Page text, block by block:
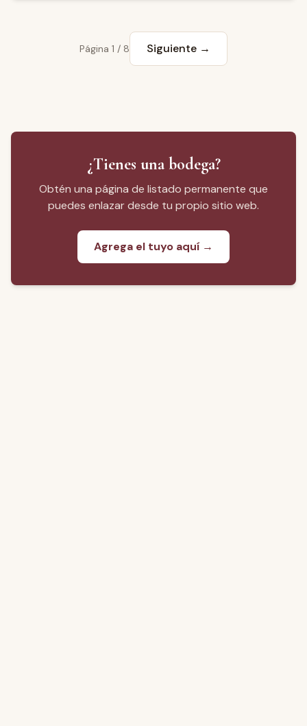
Página 1 / 8 Siguiente →
¿Tienes una bodega?
Obtén una página de listado permanente que
puedes enlazar desde tu propio sitio web.
Agrega el tuyo aquí →